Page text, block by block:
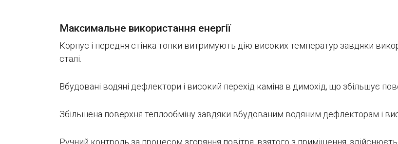
Максимальне використання енергії
Корпус і передня стінка топки витримують дію високих температур завдяки
сталі.
Вбудовані водяні дефлектори і високий перехід каміна в димохід, що збільшує
Збільшена поверхня теплообміну завдяки вбудованим водяним дефлекторам і
Ручний контроль за процесом згоряння повітря, взятого з приміщення,